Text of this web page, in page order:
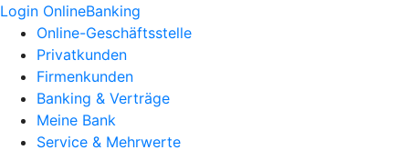
Login OnlineBanking
Online-Geschäftsstelle
Privatkunden
Firmenkunden
Banking & Verträge
Meine Bank
Service & Mehrwerte